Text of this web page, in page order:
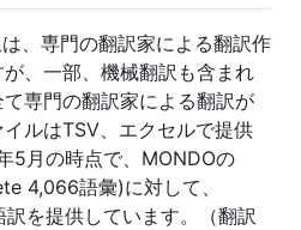
、専門の翻訳家による翻訳作
、一部、機械翻訳も含まれ
専門の翻訳家による翻訳が
ルはTSV、エクセルで提供
5月の時点で、MONDOの
4,066語彙)に対して、
を提供しています。（翻訳